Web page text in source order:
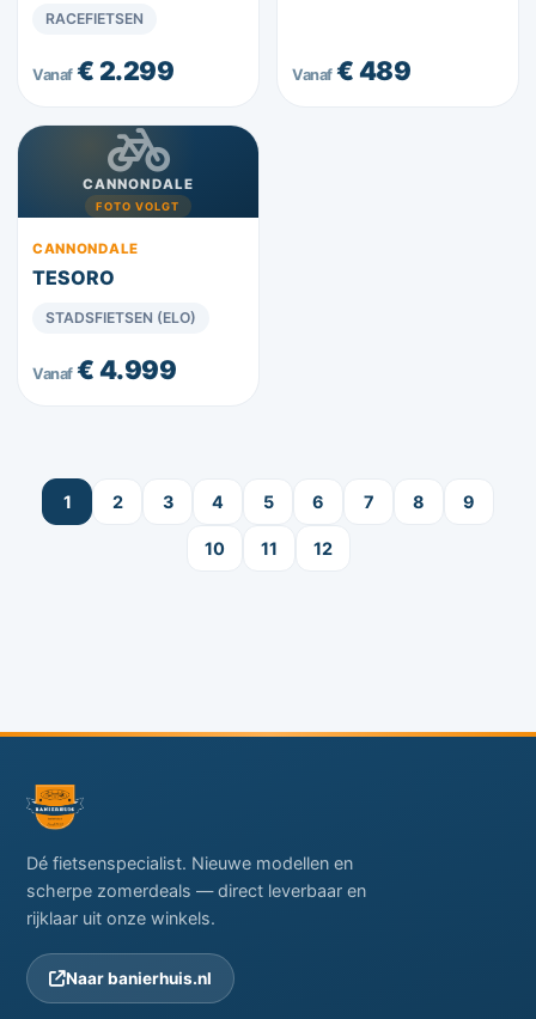
RACEFIETSEN
Vanaf€ 2.299 Vanaf€ 489
CANNONDALE
FOTO VOLGT
CANNONDALE
TESORO
STADSFIETSEN (ELO)
Vanaf€ 4.999
1 2 3 4 5 6 7 8 9
10 11 12
Dé fietsenspecialist. Nieuwe modellen en
scherpe zomerdeals — direct leverbaar en
rijklaar uit onze winkels.
Naar banierhuis.nl